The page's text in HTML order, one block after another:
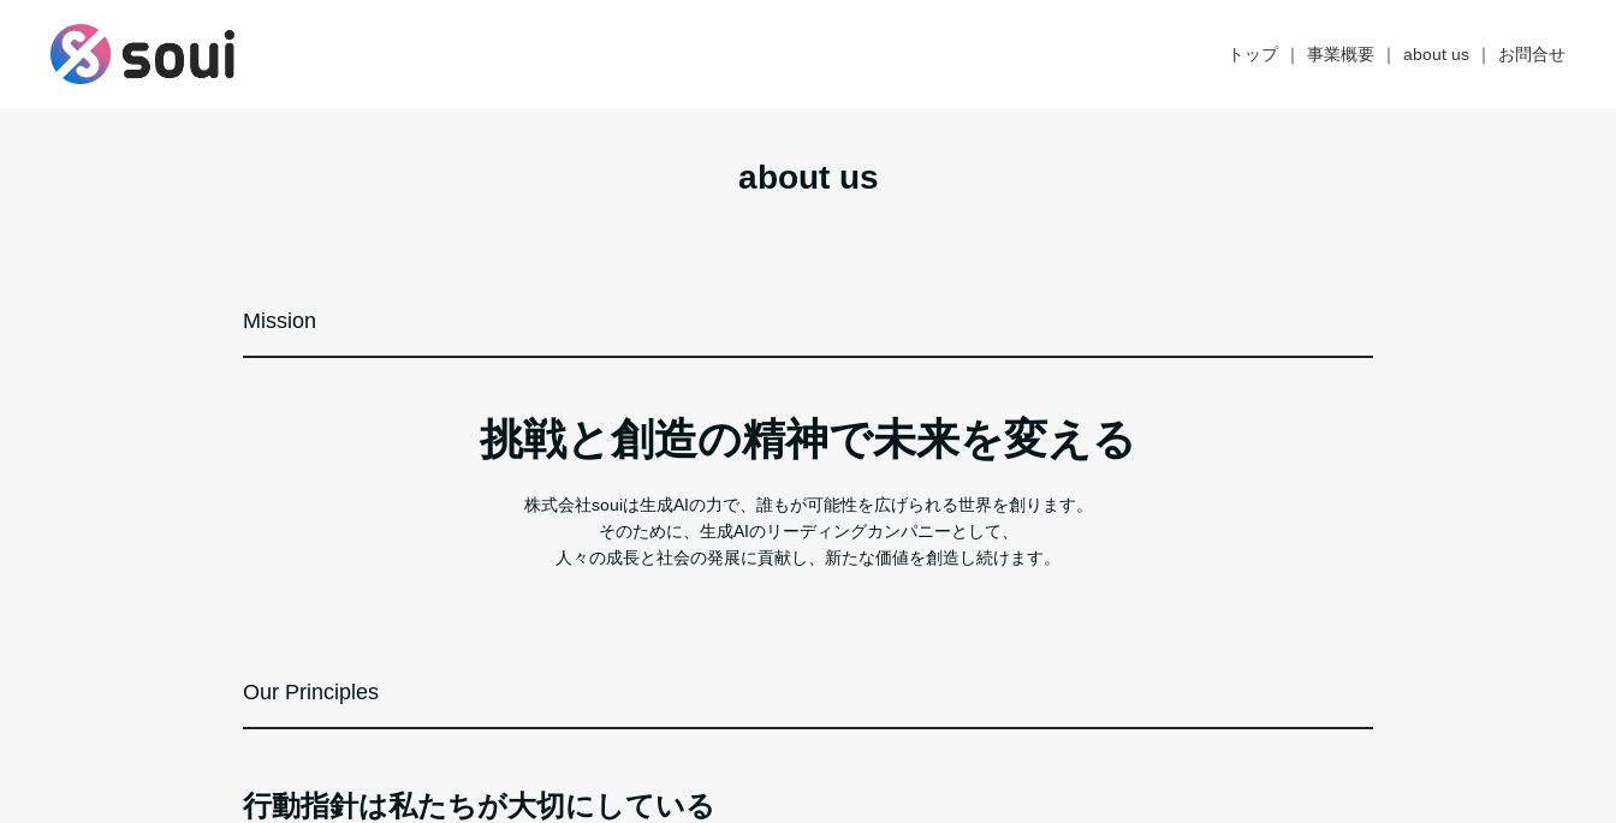
トップ 事業概要 about us お問合せ
about us
Mission
挑戦と創造の精神で未来を変える
株式会社souiは生成AIの力で、誰もが可能性を広げられる世界を創ります。
そのために、生成AIのリーディングカンパニーとして、
人々の成長と社会の発展に貢献し、新たな価値を創造し続けます。
Our Principles
行動指針は私たちが大切にしている